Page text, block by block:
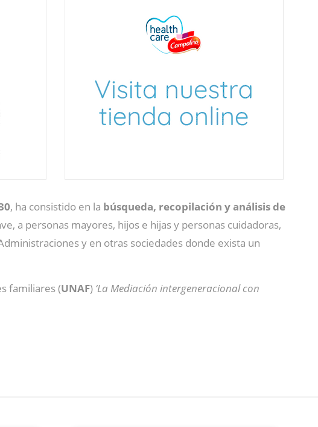
, ha consistido en la búsqueda, recopilación y análisis de
a personas mayores, hijos e hijas y personas cuidadoras,
y en otras sociedades donde exista un
familiares (UNAF) ‘La Mediación intergeneracional con